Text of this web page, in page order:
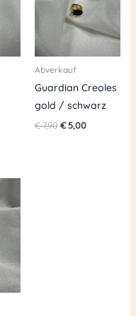
Abverkauf
Guardian Creoles
gold / schwarz
€7,90 €5,00